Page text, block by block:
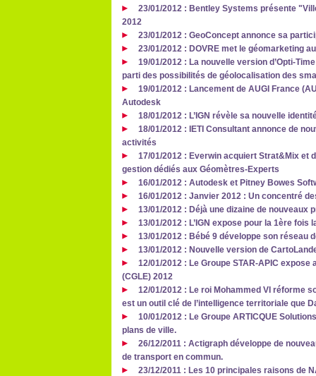
23/01/2012 : Bentley Systems présente
2012
23/01/2012 : GeoConcept annonce sa
23/01/2012 : DOVRE met le géomarketing
19/01/2012 : La nouvelle version d’Opti-
parti des possibilités de géolocalisation des
19/01/2012 : Lancement de AUGI France
Autodesk
18/01/2012 : L’IGN révèle sa nouvelle
18/01/2012 : IETI Consultant annonce de
activités
17/01/2012 : Everwin acquiert Strat&Mix et
gestion dédiés aux Géomètres-Experts
16/01/2012 : Autodesk et Pitney Bowes
16/01/2012 : Janvier 2012 : Un concentré
13/01/2012 : Déjà une dizaine de nouveaux
13/01/2012 : L’IGN expose pour la 1ère fois
13/01/2012 : Bébé 9 développe son réseau
13/01/2012 : Nouvelle version de
12/01/2012 : Le Groupe STAR-APIC
(CGLE) 2012
12/01/2012 : Le roi Mohammed VI réforme
est un outil clé de l’intelligence territoriale que
10/01/2012 : Le Groupe ARTICQUE
plans de ville.
26/12/2011 : Actigraph développe de
de transport en commun.
23/12/2011 : Les 10 principales raisons de